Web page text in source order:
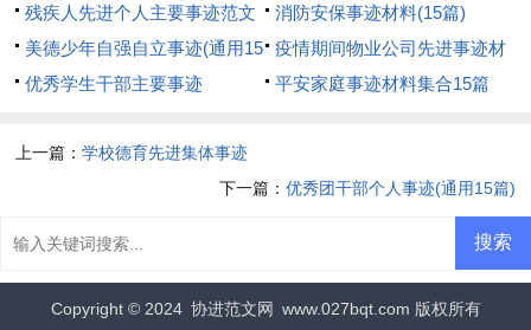
（精选26篇）
残疾人先进个人主要事迹范文
（精选5篇）
消防安保事迹材料(15篇)
美德少年自强自立事迹(通用15
篇)
疫情期间物业公司先进事迹材
料
优秀学生干部主要事迹 平安家庭事迹材料集合15篇
上一篇：学校德育先进集体事迹
下一篇： 优秀团干部个人事迹(通用15篇)
Copyright © 2024 协进范文网 www.027bqt.com 版权所有